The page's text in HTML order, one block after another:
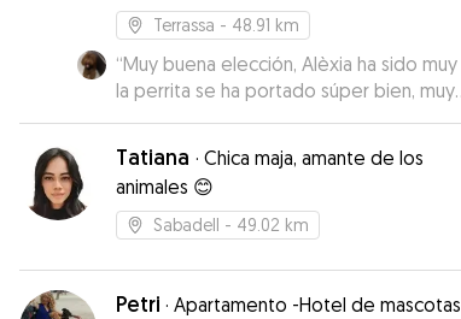
Terrassa - 48.91 km
“Muy buena elección, Alèxia ha sido muy amable y con
la perrita se ha portado súper bien, muy
recomendable.”
Tatiana · Chica maja, amante de los
animales 😊
Sabadell - 49.02 km
Petri · Apartamento -Hotel de mascotas